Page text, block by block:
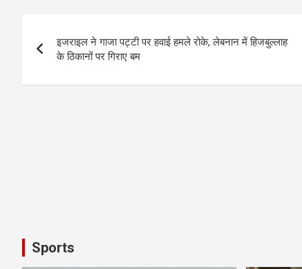
navigation
इजराइल ने गाजा पट्टी पर हवाई हमले रोके, लेबनान में हिजबुल्लाह
के ठिकानों पर गिराए बम
Sports